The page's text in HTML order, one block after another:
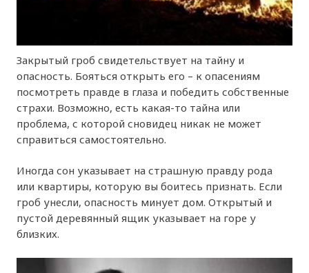
Закрытый гроб свидетельствует на тайну и
опасность. Бояться открыть его – к опасениям
посмотреть правде в глаза и победить собственные
страхи. Возможно, есть какая-то тайна или
проблема, с которой сновидец никак не может
справиться самостоятельно.
Иногда сон указывает на страшную правду рода
или квартиры, которую вы боитесь признать. Если
гроб унесли, опасность минует дом. Открытый и
пустой деревянный ящик указывает на горе у
близких.